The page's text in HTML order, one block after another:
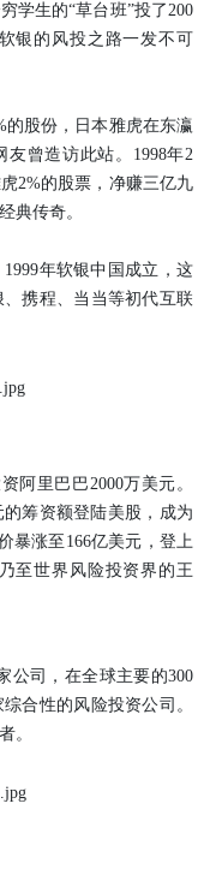
学生的“草台班”投了200
银的风投之路一发不可
的股份，日本雅虎在东瀛
曾造访此站。1998年2
2%的股票，净赚三亿九
典传奇。
年软银中国成立，这
携程、当当等初代互联
阿里巴巴2000万美元。
的筹资额登陆美股，成为
暴涨至166亿美元，登上
至世界风险投资界的王
公司，在全球主要的300
合性的风险投资公司。
。